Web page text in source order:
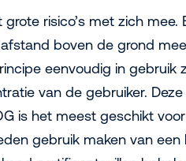
risico’s met zich mee.
boven de grond
eenvoudig in gebruik
van de gebruiker.
is het meest geschikt
gebruik maken van een